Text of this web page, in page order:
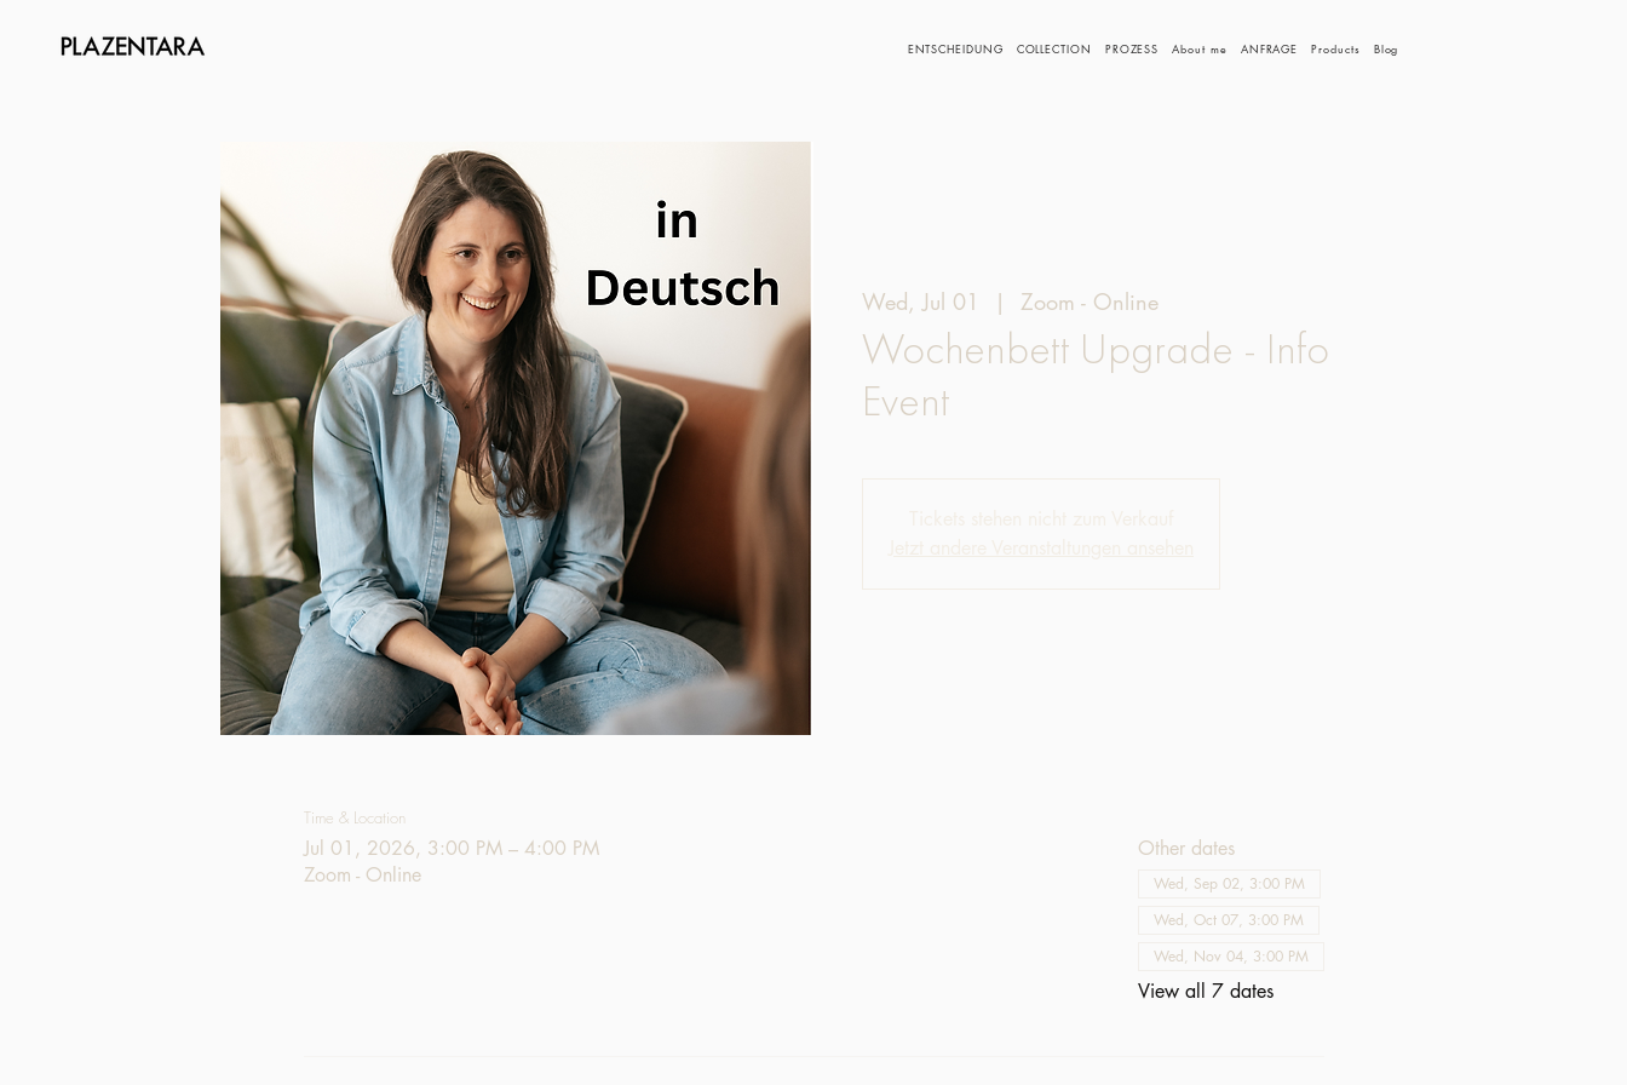
ENTSCHEIDUNG COLLECTION PROZESS About me ANFRAGE Products Blog
Wed, Jul 01
  |
Zoom - Online
Wochenbett Upgrade - Info
Event
Time & Location
Jul 01, 2026, 3:00 PM – 4:00 PM
Zoom - Online
Other dates
Wed, Sep 02, 3:00 PM
Wed, Oct 07, 3:00 PM
Wed, Nov 04, 3:00 PM
View all 7 dates